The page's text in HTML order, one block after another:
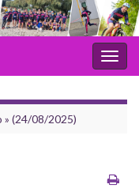
» (24/08/2025)